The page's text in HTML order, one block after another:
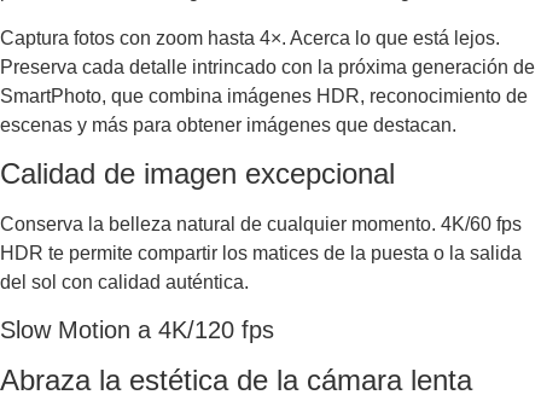
Captura fotos con zoom hasta 4×. Acerca lo que está lejos.
Preserva cada detalle intrincado con la próxima generación de
SmartPhoto, que combina imágenes HDR, reconocimiento de
escenas y más para obtener imágenes que destacan.
Calidad de imagen excepcional
Conserva la belleza natural de cualquier momento. 4K/60 fps
HDR te permite compartir los matices de la puesta o la salida
del sol con calidad auténtica.
Slow Motion a 4K/120 fps
Abraza la estética de la cámara lenta